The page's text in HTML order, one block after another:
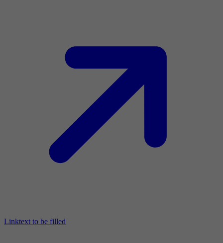
Linktext to be filled